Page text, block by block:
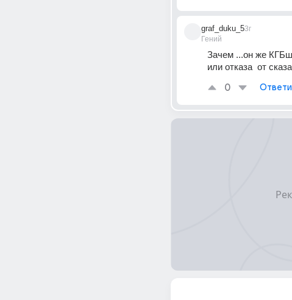
graf_duku_5
Гений
3г
Зачем ...он же
или отказа  от
0